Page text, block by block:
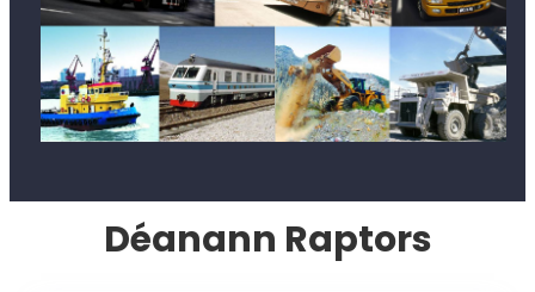
Déanann Raptors